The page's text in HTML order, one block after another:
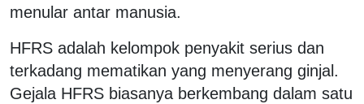
menular antar manusia.
HFRS adalah kelompok penyakit serius dan
terkadang mematikan yang menyerang ginjal.
Gejala HFRS biasanya berkembang dalam satu